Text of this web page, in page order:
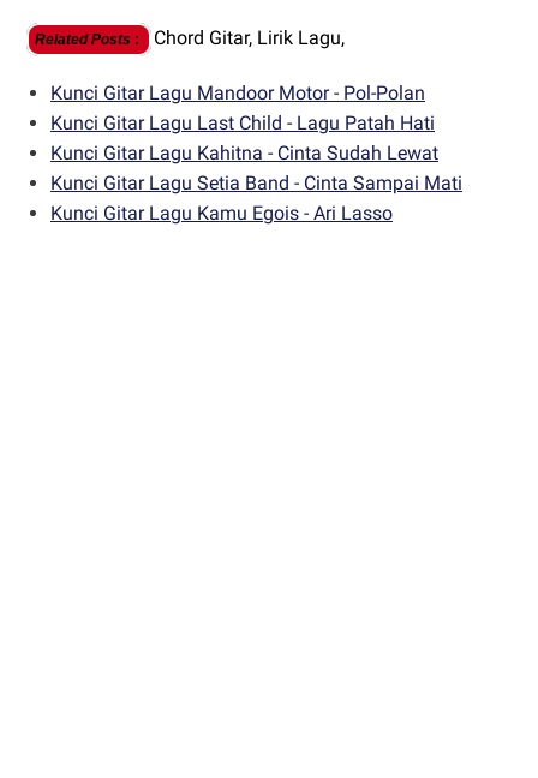
Related Posts : Chord Gitar, Lirik Lagu,
Kunci Gitar Lagu Mandoor Motor - Pol-Polan
Kunci Gitar Lagu Last Child - Lagu Patah Hati
Kunci Gitar Lagu Kahitna - Cinta Sudah Lewat
Kunci Gitar Lagu Setia Band - Cinta Sampai Mati
Kunci Gitar Lagu Kamu Egois - Ari Lasso